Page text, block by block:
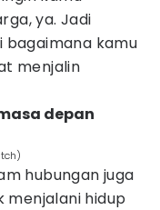
ya. Jadi
kamu
menjalin
depan
hubungan juga
menjalani hidup